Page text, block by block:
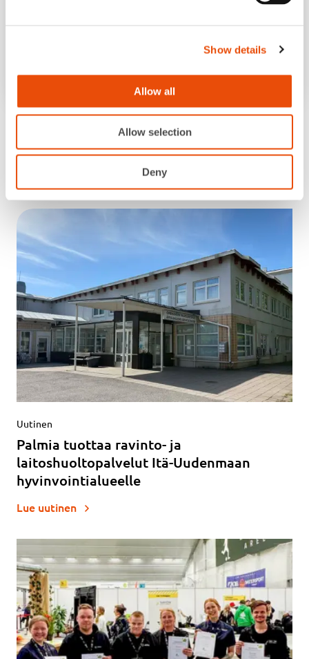
Show details
Allow all
Allow selection
Deny
Tutustu toimintaamme
Uutinen
Palmia tuottaa ravinto- ja
laitoshuoltopalvelut Itä-Uudenmaan
hyvinvointialueelle
Lue uutinen